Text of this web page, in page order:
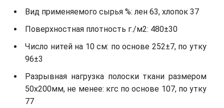
Вид применяемого сырья %: лен 63, хлопок 37
Поверхностная плотность г./м2: 480±30
Число нитей на 10 см: по основе 252±7, по утку
96±3
Разрывная нагрузка полоски ткани размером
50х200мм, не менее: кгс по основе 107, по утку
77